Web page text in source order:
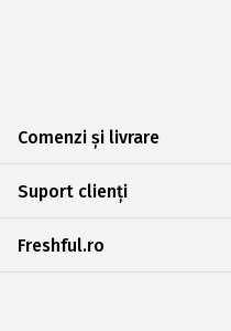
Comenzi și livrare
Suport clienți
Freshful.ro